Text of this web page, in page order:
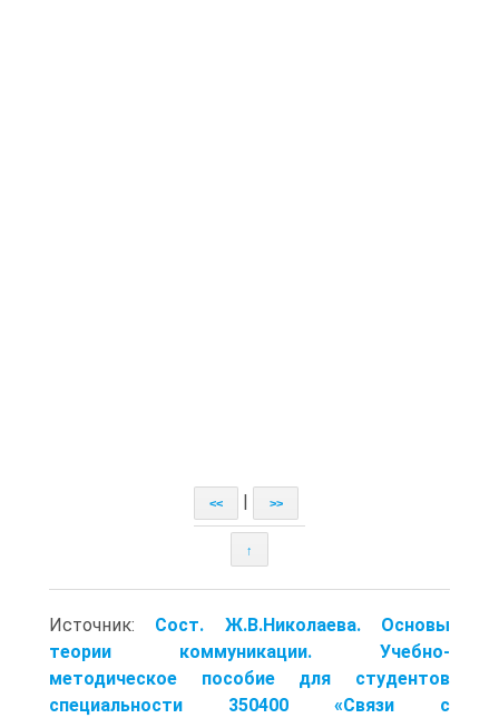
<< >>
↑
Источник: Сост. Ж.В.Николаева. Основы
теории коммуникации. Учебно-
методическое пособие для студентов
специальности 350400 «Связи с